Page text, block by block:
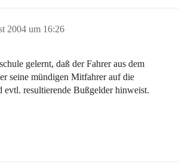
2004 um 16:26
gelernt, daß der Fahrer aus dem
seine mündigen Mitfahrer auf die
resultierende Bußgelder hinweist.